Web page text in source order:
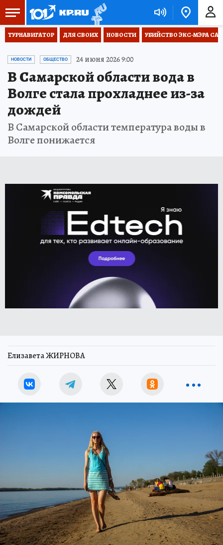
ТУРНАВИГАТОР ДЛЯ СВОИХ НОВОСТИ УБИЙСТВО ЭКС-МЭРА
НОВОСТИ ОБЩЕСТВО 24 июня 2026 9:00
В Самарской области вода в
Волге стала прохладнее из-за
дождей
В Самарской области температура воды в
Волге понижается
Елизавета ЖИРНОВА